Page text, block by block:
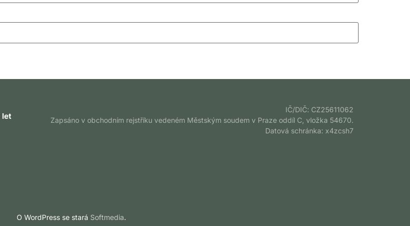
let
IČ/DIČ: CZ25611062
Zapsáno v obchodním rejstříku vedeném Městským soudem v Praze oddíl C, vložka 54670.
Datová schránka: x4zcsh7
O WordPress se stará Softmedia.